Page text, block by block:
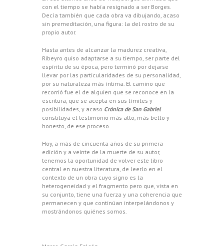
con el tiempo se había resignado a ser Borges.
Decía también que cada obra va dibujando, acaso
sin premeditación, una figura: la del rostro de su
propio autor.
Hasta antes de alcanzar la madurez creativa,
Ribeyro quiso adaptarse a su tiempo, ser parte del
espíritu de su época, pero terminó por dejarse
llevar por las particularidades de su personalidad,
por su naturaleza más íntima. El camino que
recorrió fue el de alguien que se reconoce en la
escritura, que se acepta en sus límites y
posibilidades, y acaso Crónica de San Gabriel
constituya el testimonio más alto, más bello y
honesto, de ese proceso.
Hoy, a más de cincuenta años de su primera
edición y a veinte de la muerte de su autor,
tenemos la oportunidad de volver este libro
central en nuestra literatura, de leerlo en el
contexto de un obra cuyo signo es la
heterogeneidad y el fragmento pero que, vista en
su conjunto, tiene una fuerza y una coherencia que
permanecen y que continúan interpelándonos y
mostrándonos quiénes somos.